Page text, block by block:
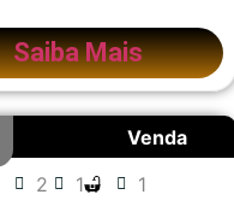
Saiba Mais
Venda
2 1 1